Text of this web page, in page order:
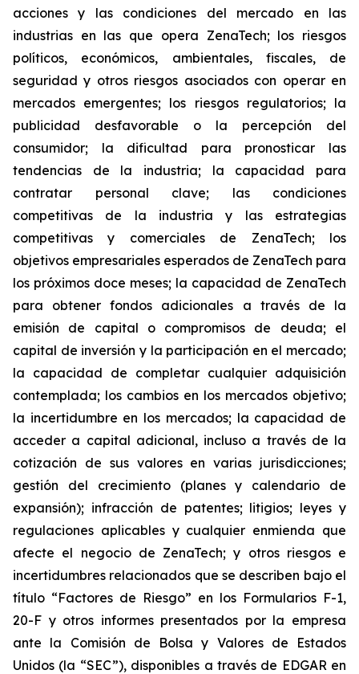
acciones y las condiciones del mercado en las
industrias en las que opera ZenaTech; los riesgos
políticos, económicos, ambientales, fiscales, de
seguridad y otros riesgos asociados con operar en
mercados emergentes; los riesgos regulatorios; la
publicidad desfavorable o la percepción del
consumidor; la dificultad para pronosticar las
tendencias de la industria; la capacidad para
contratar personal clave; las condiciones
competitivas de la industria y las estrategias
competitivas y comerciales de ZenaTech; los
objetivos empresariales esperados de ZenaTech para
los próximos doce meses; la capacidad de ZenaTech
para obtener fondos adicionales a través de la
emisión de capital o compromisos de deuda; el
capital de inversión y la participación en el mercado;
la capacidad de completar cualquier adquisición
contemplada; los cambios en los mercados objetivo;
la incertidumbre en los mercados; la capacidad de
acceder a capital adicional, incluso a través de la
cotización de sus valores en varias jurisdicciones;
gestión del crecimiento (planes y calendario de
expansión); infracción de patentes; litigios; leyes y
regulaciones aplicables y cualquier enmienda que
afecte el negocio de ZenaTech; y otros riesgos e
incertidumbres relacionados que se describen bajo el
título “Factores de Riesgo” en los Formularios F-1,
20-F y otros informes presentados por la empresa
ante la Comisión de Bolsa y Valores de Estados
Unidos (la “SEC”), disponibles a través de EDGAR en